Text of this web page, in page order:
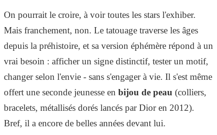
On pourrait le croire, à voir toutes les stars l'exhiber.
Mais franchement, non. Le tatouage traverse les âges
depuis la préhistoire, et sa version éphémère répond à un
vrai besoin : afficher un signe distinctif, tester un motif,
changer selon l'envie - sans s'engager à vie. Il s'est même
offert une seconde jeunesse en bijou de peau (colliers,
bracelets, métallisés dorés lancés par Dior en 2012).
Bref, il a encore de belles années devant lui.